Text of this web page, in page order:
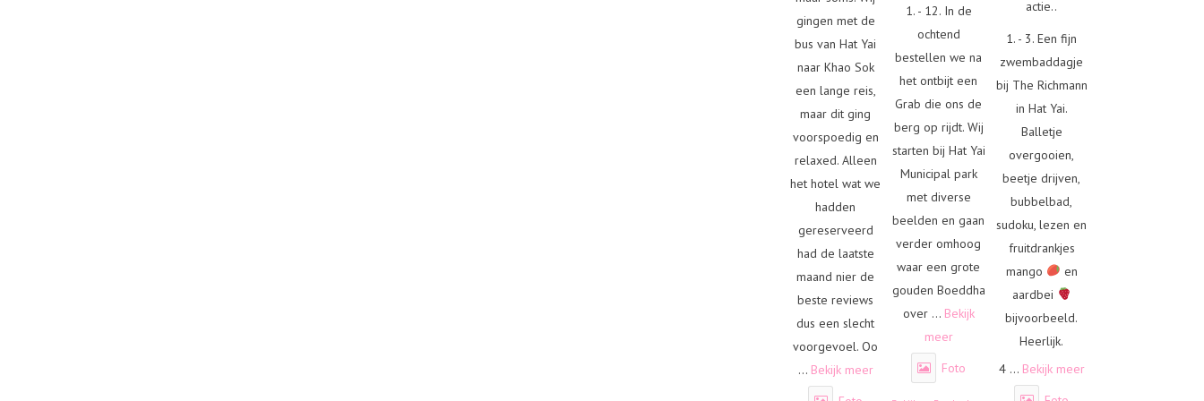
gingen met de
bus van Hat Yai
naar Khao Sok
een lange reis,
maar dit ging
voorspoedig en
relaxed. Alleen
het hotel wat we
hadden
gereserveerd
had de laatste
maand nier de
beste reviews
dus een slecht
voorgevoel. Oo
... Bekijk meer
1. - 12. In de
ochtend
bestellen we na
het ontbijt een
Grab die ons de
berg op rijdt. Wij
starten bij Hat Yai
Municipal park
met diverse
beelden en gaan
verder omhoog
waar een grote
gouden Boeddha
over ... Bekijk
meer
Foto
actie..
1. - 3. Een fijn
zwembaddagje
bij The Richmann
in Hat Yai.
Balletje
overgooien,
beetje drijven,
bubbelbad,
sudoku, lezen en
fruitdrankjes
mango
en
aardbei
bijvoorbeeld.
Heerlijk.
4 ... Bekijk meer